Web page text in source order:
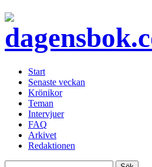
Start
Senaste veckan
Krönikor
Teman
Intervjuer
FAQ
Arkivet
Redaktionen